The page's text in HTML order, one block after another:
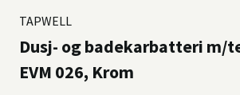
Dusj- og badekarbatteri m/
EVM 026, Krom
TAPWELL